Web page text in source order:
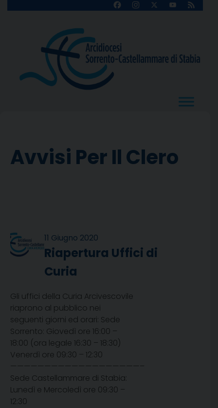
FacebookInstagram
X
YouTube
Feed
Avvisi Per Il Clero
11 Giugno 2020
Riapertura Uffici di
Curia
Gli uffici della Curia Arcivescovile
riaprono al pubblico nei
seguenti giorni ed orari: Sede
Sorrento: Giovedì ore 16:00 –
18:00 (ora legale 16:30 – 18:30)
Venerdì ore 09:30 – 12:30
———————————————————–
Sede Castellammare di Stabia:
Lunedì e Mercoledì ore 09:30 –
12:30